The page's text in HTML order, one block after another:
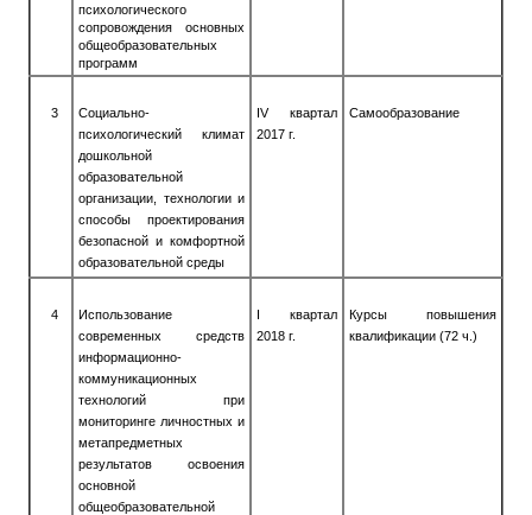
психологического
сопровождения основных
общеобразовательных
программ
3
Социально-
психологический климат
дошкольной
образовательной
организации, технологии и
способы проектирования
безопасной и комфортной
образовательной среды
IV квартал
2017 г.
Самообразование
4
Использование
современных средств
информационно-
коммуникационных
технологий при
мониторинге личностных и
метапредметных
результатов освоения
основной
общеобразовательной
I квартал
2018 г.
Курсы повышения
квалификации (72 ч.)